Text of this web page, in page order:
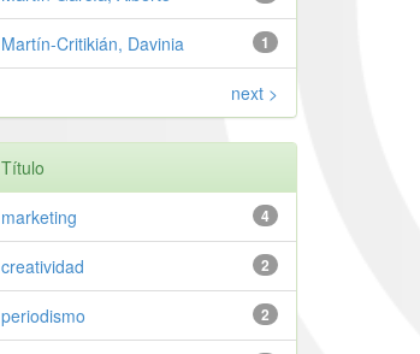
1
Martín-Critikián, Davinia
next >
Título
4
marketing
2
creatividad
2
periodismo